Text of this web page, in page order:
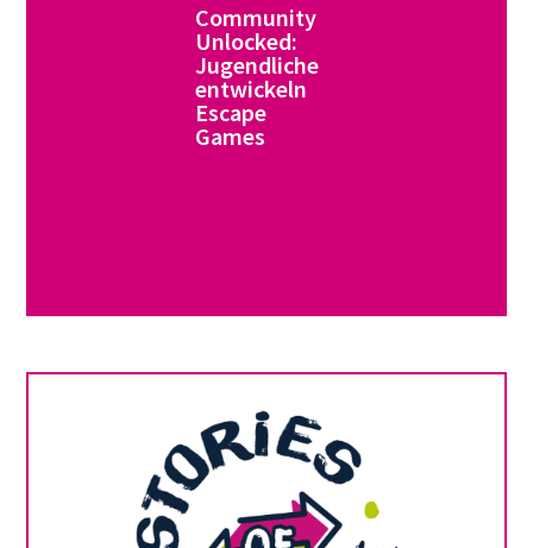
Community
Unlocked:
Jugendliche
entwickeln
Escape
Games